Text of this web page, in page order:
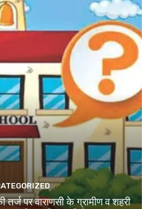
पर वाराणसी के ग्रामीण व शहरी